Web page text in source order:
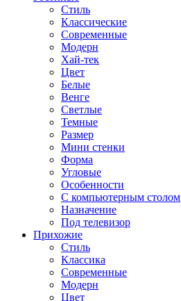
Стиль
Классические
Современные
Модерн
Хай-тек
Цвет
Белые
Венге
Светлые
Темные
Размер
Мини стенки
Форма
Угловые
Особенности
С компьютерным столом
Назначение
Под телевизор
Прихожие
Стиль
Классика
Современные
Модерн
Цвет